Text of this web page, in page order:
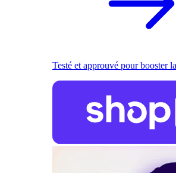
Testé et approuvé pour booster